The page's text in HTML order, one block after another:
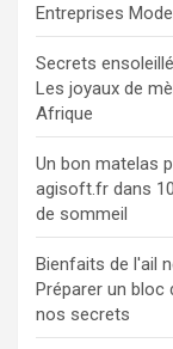
Entreprises
Secrets
Les joyaux de
Afrique
Un bon matelas
agisoft.fr dans
de sommeil
Bienfaits de l'ail
Préparer un bloc
nos secrets